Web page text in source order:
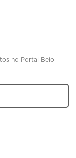
no Portal Belo